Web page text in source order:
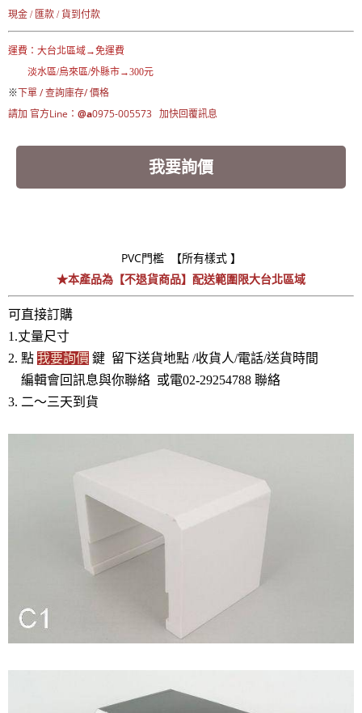
現金 / 匯款 / 貨到付款
運費：大台北區域→免運費
淡水區/烏來區/外縣市→300元
※下單 / 查詢庫存/ 價格
請加 官方Line： @a0975-005573 加快回覆訊息
我要詢價
PVC門檻 【所有樣式 】
★本產品為【不退貨商品】配送範圍限大台北區域
可直接訂購
1.丈量尺寸
2. 點 我要詢價 鍵 留下送貨地點 /收貨人/電話/送貨時間
編輯會回訊息與你聯絡 或電02-29254788 聯絡
3. 二～三天到貨